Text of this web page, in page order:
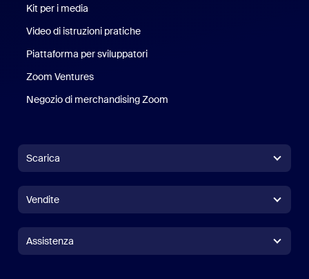
Kit per i media
Video di istruzioni pratiche
Piattaforma per sviluppatori
Zoom Ventures
Negozio di merchandising Zoom
Scarica
App Zoom RoomsApp Zoom Rooms
Controller per Zoom Rooms
Vendite
Contatta il reparto vendite
Assistenza
Assistenza